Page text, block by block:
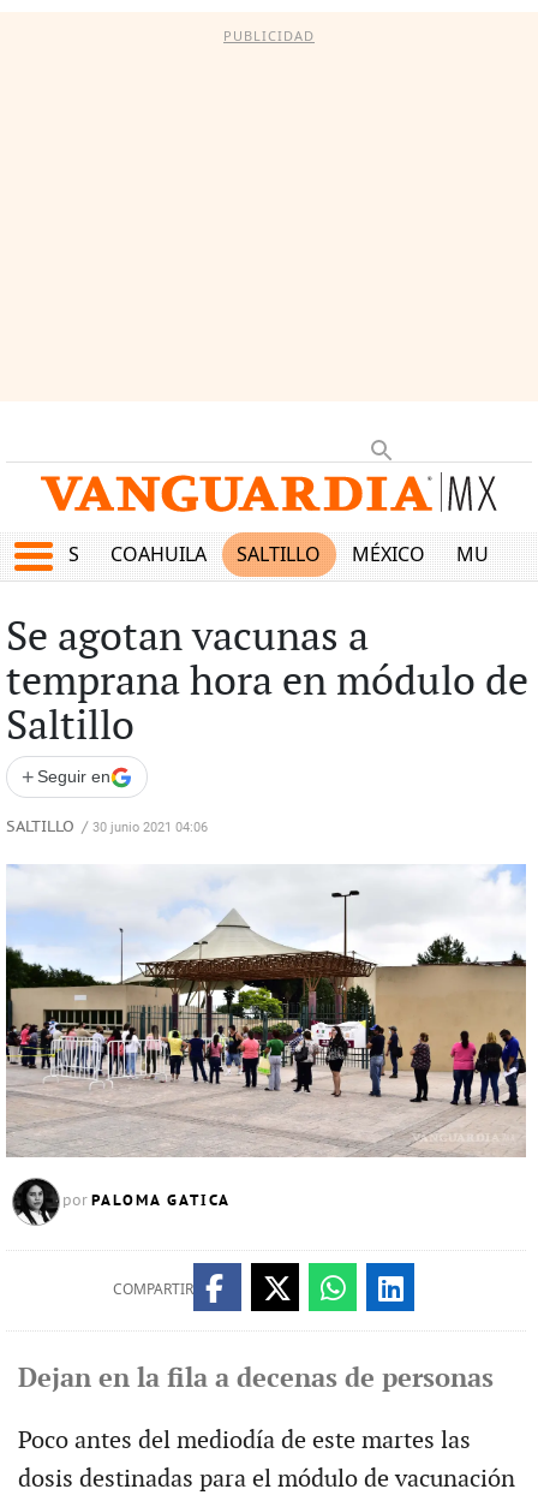
PUBLICIDAD
JUEGOS COAHUILA SALTILLO MÉXICO MUNDO
Se agotan vacunas a
temprana hora en módulo de
Saltillo
+ Seguir en
SALTILLO / 30 junio 2021 04:06
por PALOMA GATICA
COMPARTIR
Dejan en la fila a decenas de personas
Poco antes del mediodía de este martes las
dosis destinadas para el módulo de vacunación